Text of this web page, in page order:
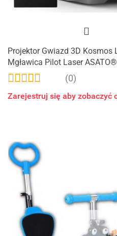
Projektor Gwiazd 3D Kosmos
Mgławica Pilot Laser ASATO®
(0)
Zarejestruj się aby zobaczyć